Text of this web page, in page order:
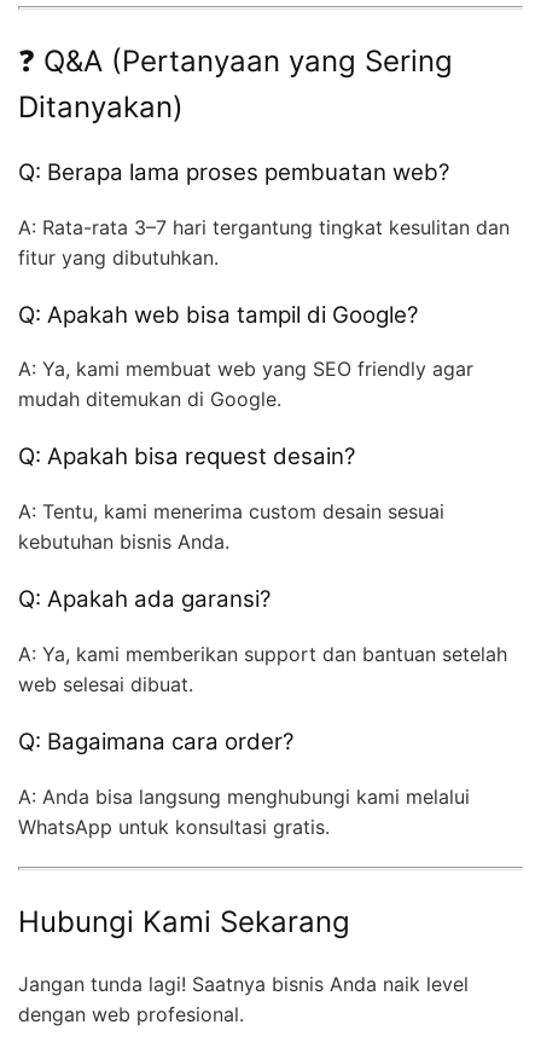
❓ Q&A (Pertanyaan yang Sering
Ditanyakan)
Q: Berapa lama proses pembuatan web?
A: Rata-rata 3–7 hari tergantung tingkat kesulitan dan
fitur yang dibutuhkan.
Q: Apakah web bisa tampil di Google?
A: Ya, kami membuat web yang SEO friendly agar
mudah ditemukan di Google.
Q: Apakah bisa request desain?
A: Tentu, kami menerima custom desain sesuai
kebutuhan bisnis Anda.
Q: Apakah ada garansi?
A: Ya, kami memberikan support dan bantuan setelah
web selesai dibuat.
Q: Bagaimana cara order?
A: Anda bisa langsung menghubungi kami melalui
WhatsApp untuk konsultasi gratis.
Hubungi Kami Sekarang
Jangan tunda lagi! Saatnya bisnis Anda naik level
dengan web profesional.